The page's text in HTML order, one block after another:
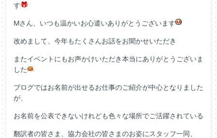
す
Mさん、いつも温かいお心遣いありがとうございます
改めまして、今年もたくさんお話をお聞かせいただき
またイベントにもお声かけいただき本当にありがとうございま
した
ブログではお名前が出せるお仕事のご紹介が中心となりました
が、
お名前を公表できないけれども色々な場所でご活躍されている
翻訳者の皆さま、協力会社の皆さまのお姿にスタッフ一同、